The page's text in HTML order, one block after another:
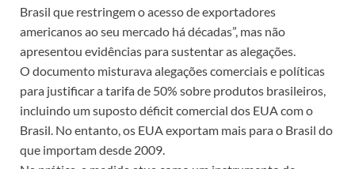
Brasil que restringem o acesso de exportadores
americanos ao seu mercado há décadas”, mas não
apresentou evidências para sustentar as alegações.
O documento misturava alegações comerciais e políticas
para justificar a tarifa de 50% sobre produtos brasileiros,
incluindo um suposto déficit comercial dos EUA com o
Brasil. No entanto, os EUA exportam mais para o Brasil do
que importam desde 2009.